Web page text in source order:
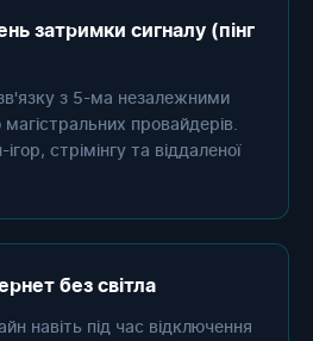
затримки сигналу (пінг
зв'язку з 5-ма незалежними
провайдерів.
стрімінгу та віддаленої
без світла
навіть під час відключення